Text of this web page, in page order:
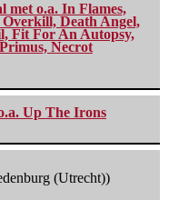
met o.a. In Flames,
Death Angel,
Fit For An Autopsy,
Necrot
Up The Irons
(Utrecht))